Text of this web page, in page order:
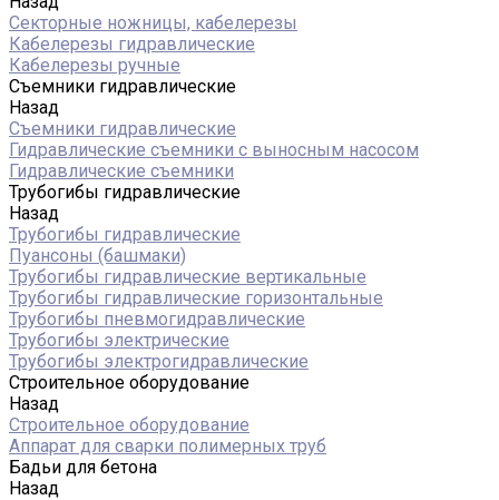
Секторные ножницы, кабелерезы
Кабелерезы гидравлические
Кабелерезы ручные
Съемники гидравлические
Назад
Съемники гидравлические
Гидравлические cъемники с выносным насосом
Гидравлические съемники
Трубогибы гидравлические
Назад
Трубогибы гидравлические
Пуансоны (башмаки)
Трубогибы гидравлические вертикальные
Трубогибы гидравлические горизонтальные
Трубогибы пневмогидравлические
Трубогибы электрические
Трубогибы электрогидравлические
Строительное оборудование
Назад
Строительное оборудование
Аппарат для сварки полимерных труб
Бадьи для бетона
Назад